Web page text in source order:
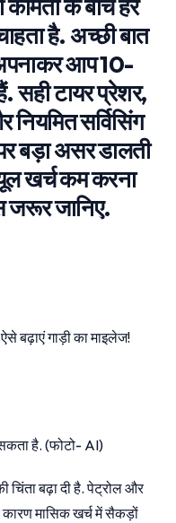
के बीच हर
है. अच्छी बात
आप 10-
टायर प्रेशर,
सर्विसिंग
बड़ा असर डालती
खर्च कम करना
जरूर जानिए.
है. (फोटो- AI)
चिंता बढ़ा दी है. पेट्रोल और
कारण मासिक खर्च में सैकड़ों